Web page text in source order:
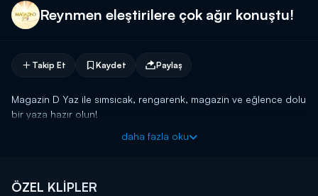
Reynmen eleştirilere çok ağır konuştu!
Takip Et Kaydet Paylaş
Magazin D Yaz ile sımsıcak, rengarenk, magazin ve eğlence dolu
bir yaza hazır olun!
daha fazla oku
ÖZEL KLİPLER